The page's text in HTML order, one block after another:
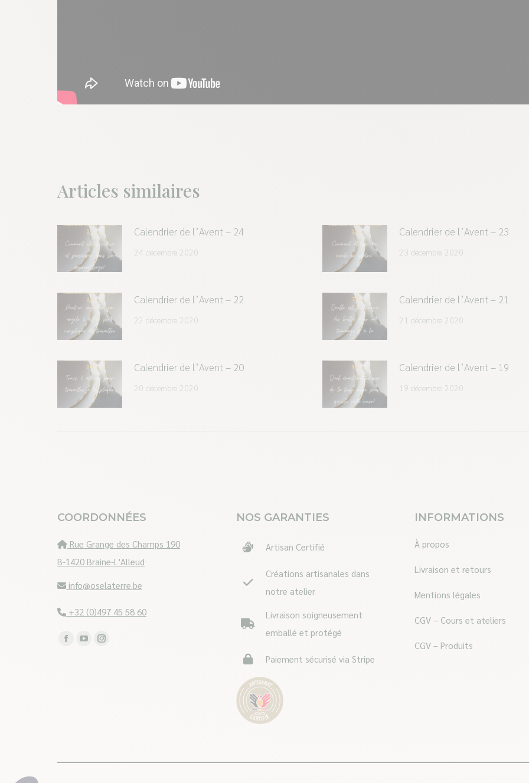
Articles similaires
Calendrier de l’Avent – 24
24 décembre 2020
Calendrier de l’Avent – 23
23 décembre 2020
Calendrier de l’Avent – 22
22 décembre 2020
Calendrier de l’Avent – 21
21 décembre 2020
Calendrier de l’Avent – 20
20 décembre 2020
Calendrier de l’Avent – 19
19 décembre 2020
COORDONNÉES
Rue Grange des Champs 190
B-1420 Braine-L'Alleud
info@oselaterre.be
+32 (0)497 45 58 60
Trouvez nous sur :
Facebook
YouTubeInstagram
NOS GARANTIES
Artisan Certifié
Créations artisanales dans
notre atelier
Livraison soigneusement
emballé et protégé
Paiement sécurisé via Stripe
INFORMATIONS
À propos
Livraison et retours
Mentions légales
CGV – Cours et ateliers
CGV – Produits